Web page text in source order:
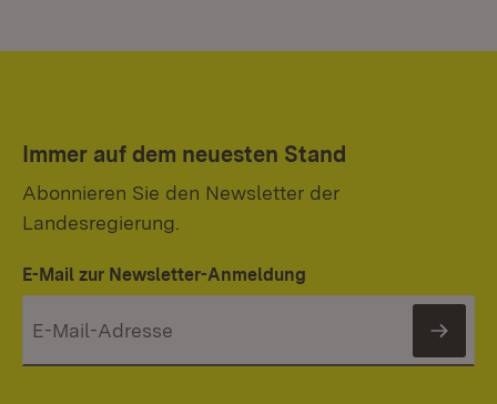
Immer auf dem neuesten Stand
Abonnieren Sie den Newsletter der
Landesregierung.
E-Mail zur Newsletter-Anmeldung